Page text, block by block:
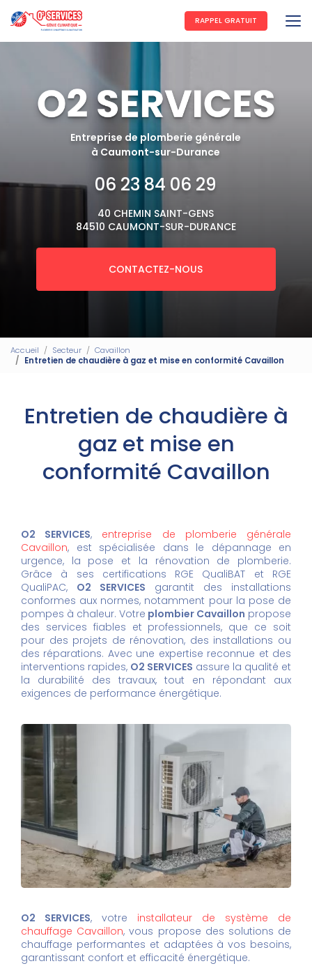
au
contenu
principal
RAPPEL GRATUIT
Entreprise de plomberie générale
à Caumont-sur-Durance
06 23 84 06 29
40 CHEMIN SAINT-GENS
84510 CAUMONT-SUR-DURANCE
CONTACTEZ-NOUS
Accueil Secteur
Cavaillon
Entretien de chaudière à gaz et mise en conformité Cavaillon
Entretien de chaudière à
gaz et mise en
conformité Cavaillon
O2 SERVICES, entreprise de plomberie générale
Cavaillon, est spécialisée dans le dépannage en
urgence, la pose et la rénovation de plomberie.
Grâce à ses certifications RGE QualiBAT et RGE
QualiPAC, O2 SERVICES garantit des installations
conformes aux normes, notamment pour la pose de
pompes à chaleur. Votre plombier Cavaillon propose
des services fiables et professionnels, que ce soit
pour des projets de rénovation, des installations ou
des réparations. Avec une expertise reconnue et des
interventions rapides, O2 SERVICES assure la qualité et
la durabilité des travaux, tout en répondant aux
exigences de performance énergétique.
O2 SERVICES, votre installateur de système de
chauffage Cavaillon, vous propose des solutions de
chauffage performantes et adaptées à vos besoins,
garantissant confort et efficacité énergétique.